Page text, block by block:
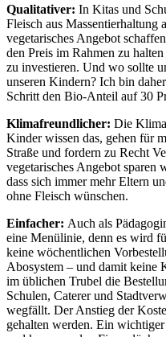
Qualitativer: In Kitas und
Fleisch aus Massentierhaltung
vegetarisches Angebot
den Preis im Rahmen zu
zu investieren. Und wo sollte
unseren Kindern? Ich bin
Schritt den Bio-Anteil auf 30
Klimafreundlicher: Die
Kinder wissen das, gehen für
Straße und fordern zu Recht
vegetarisches Angebot sparen
dass sich immer mehr Eltern
ohne Fleisch wünschen.
Einfacher: Auch als
eine Menülinie, denn es wird
keine wöchentlichen
Abosystem – und damit keine
im üblichen Trubel die
Schulen, Caterer und
wegfällt. Der Anstieg der
gehalten werden. Ein